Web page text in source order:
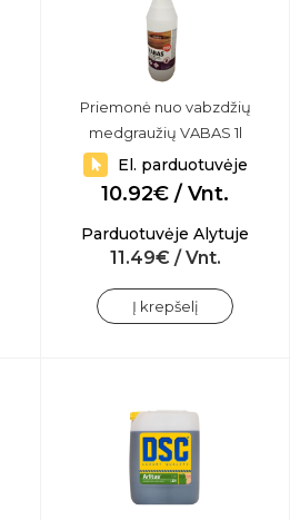
Priemonė nuo vabzdžių
medgraužių VABAS 1l
El. parduotuvėje
10.92€ / Vnt.
Parduotuvėje Alytuje
11.49€ / Vnt.
Į krepšelį